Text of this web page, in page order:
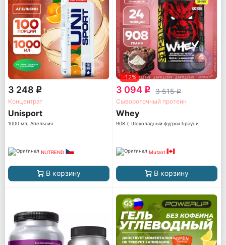
3 248 q
Концентрат
Unisport
1000 мл, Апельсин
NUTREND
В корзину
-12%
3 094 q 3 515q
Сывороточный протеин
Whey
908 г, Шоколадный фуджи брауни
Mutant
В корзину